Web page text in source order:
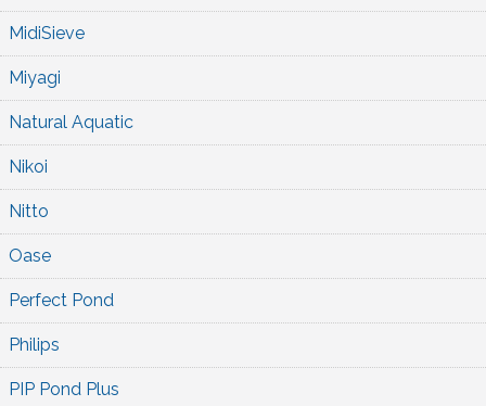
MidiSieve
Miyagi
Natural Aquatic
Nikoi
Nitto
Oase
Perfect Pond
Philips
PIP Pond Plus